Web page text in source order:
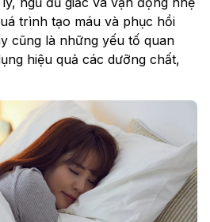
trình tạo máu và phục hồi
cũng là những yếu tố quan
hiệu quả các dưỡng chất,